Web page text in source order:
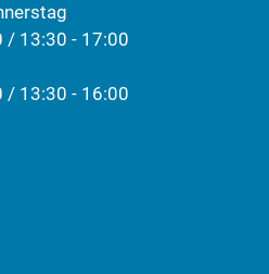
/ 13:30 - 17:00
/ 13:30 - 16:00